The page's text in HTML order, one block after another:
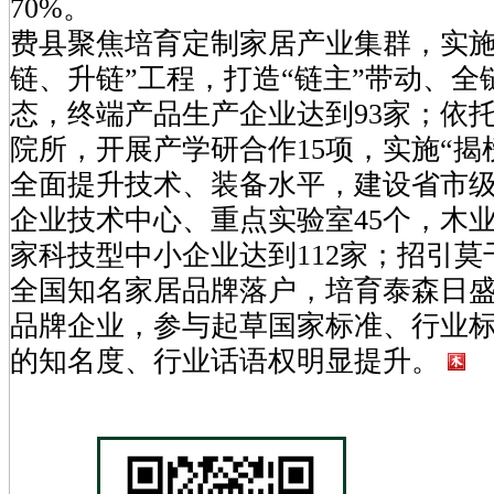
70%。
费县聚焦培育定制家居产业集群，实
链、升链”工程，打造“链主”带动、全
态，终端产品生产企业达到93家；依
院所，开展产学研合作15项，实施“揭
全面提升技术、装备水平，建设省市
企业技术中心、重点实验室45个，木
家科技型中小企业达到112家；招引
全国知名家居品牌落户，培育泰森日
品牌企业，参与起草国家标准、行业
的知名度、行业话语权明显提升。